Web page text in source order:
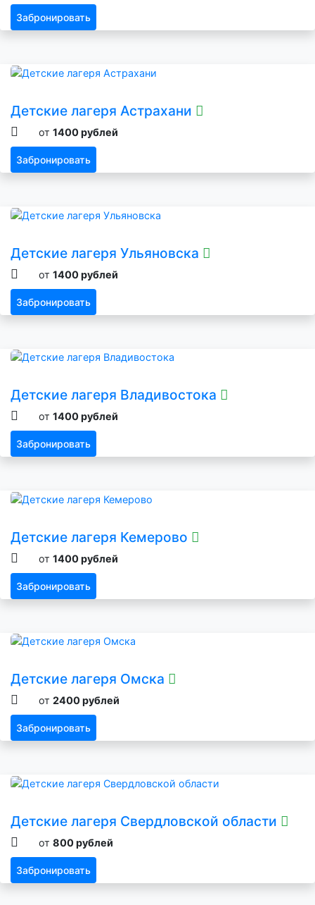
Забронировать
Детские лагеря Астрахани
от 1400 рублей
Забронировать
Детские лагеря Ульяновска
от 1400 рублей
Забронировать
Детские лагеря Владивостока
от 1400 рублей
Забронировать
Детские лагеря Кемерово
от 1400 рублей
Забронировать
Детские лагеря Омска
от 2400 рублей
Забронировать
Детские лагеря Свердловской области
от 800 рублей
Забронировать